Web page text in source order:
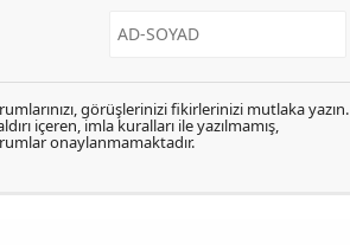
görüşlerinizi fikirlerinizi mutlaka yazın.
içeren, imla kuralları ile yazılmamış,
onaylanmamaktadır.